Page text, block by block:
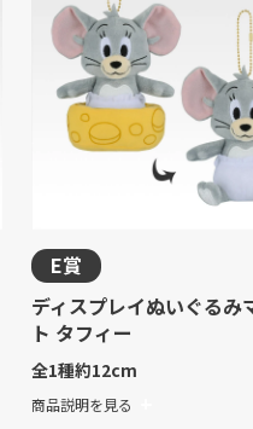
E賞
ディスプレイぬいぐるみ
ト タフィー
全1種約12cm
商品説明を見る